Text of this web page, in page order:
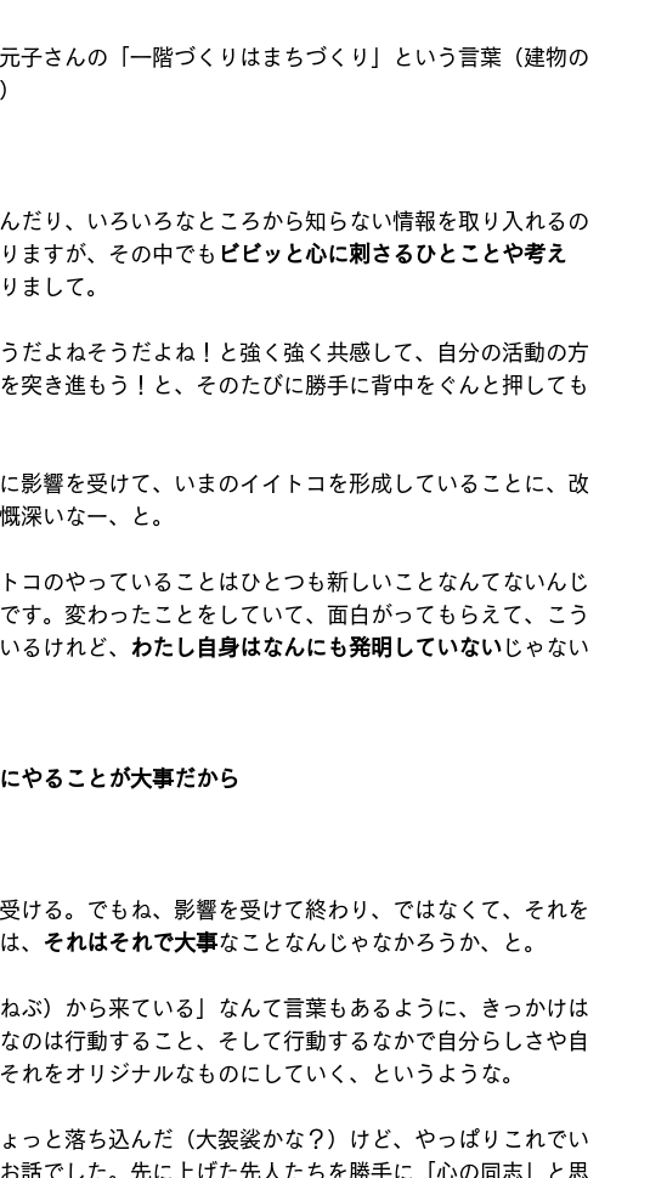
子さんの「一階づくりはまちづくり」という言葉（建物の
だり、いろいろなところから知らない情報を取り入れるの
ますが、その中でも ビビッと心に刺さるひとことや考え
まして。
だよねそうだよね！と強く強く共感して、自分の活動の方
突き進もう！と、そのたびに勝手に背中をぐんと押しても
影響を受けて、いまのイイトコを形成していることに、改
深いなー、と。
コのやっていることはひとつも新しいことなんてないんじ
す。変わったことをしていて、面白がってもらえて、こう
るけれど、 わたし自身はなんにも発明していない じゃない
やることが大事だから
ける。でもね、影響を受けて終わり、ではなくて、それを
、
それはそれで大事なことなんじゃなかろうか、と。
ぶ）から来ている」なんて言葉もあるように、きっかけは
のは行動すること、そして行動するなかで自分らしさや自
れをオリジナルなものにしていく、というような。
っと落ち込んだ（大袈裟かな？）けど、やっぱりこれでい
話でした。先に上げた先人たちを勝手に「心の同志」と思